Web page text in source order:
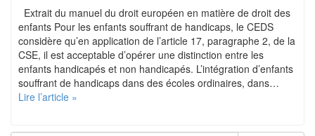
Extrait du manuel du droit européen en matière de droit des
enfants Pour les enfants souffrant de handicaps, le CEDS
considère qu’en application de l’article 17, paragraphe 2, de la
CSE, il est acceptable d’opérer une distinction entre les
enfants handicapés et non handicapés. L’intégration d’enfants
souffrant de handicaps dans des écoles ordinaires, dans…
Lire l’article »